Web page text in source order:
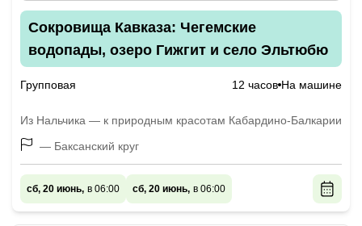
Сокровища Кавказа: Чегемские
водопады, озеро Гижгит и село Эльтюбю
Групповая 12 часов На машине
Из Нальчика — к природным красотам Кабардино-Балкарии
— Баксанский круг
сб, 20 июнь, в 06:00 сб, 20 июнь, в 06:00